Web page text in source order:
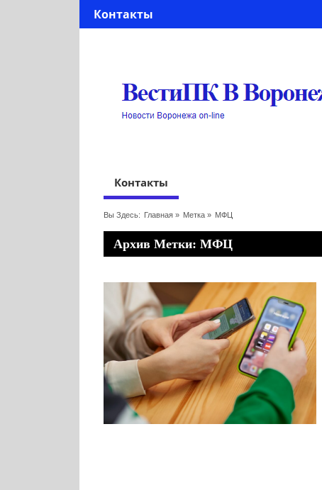
Контакты
Контакты
Вы Здесь: Главная» Метка » МФЦ
Архив Метки: МФЦ